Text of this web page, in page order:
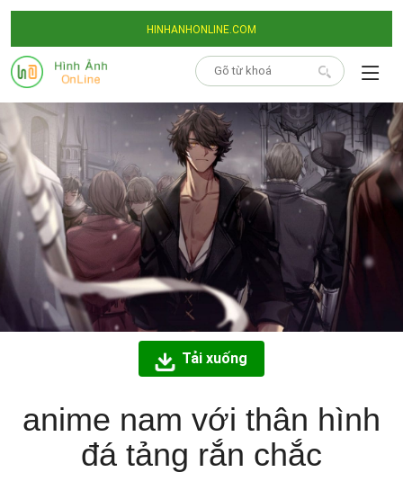
HINHANHONLINE.COM
Tải xuống
anime nam với thân hình
đá tảng rắn chắc